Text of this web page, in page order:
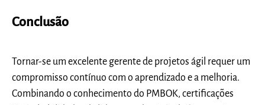
Conclusão
Tornar-se um excelente gerente de projetos ágil requer um
compromisso contínuo com o aprendizado e a melhoria.
Combinando o conhecimento do PMBOK, certificações